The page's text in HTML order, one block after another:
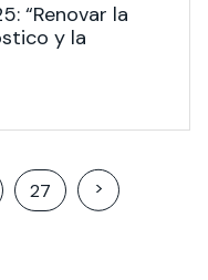
“Renovar la
y la
27 >